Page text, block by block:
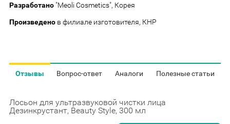
Разработано "Meoli Cosmetics", Корея
Произведено в филиале изготовителя, КНР
Отзывы Вопрос-ответ Аналоги Полезные статьи
Лосьон для ультразвуковой чистки лица
Дезинкрустант, Beauty Style, 300 мл